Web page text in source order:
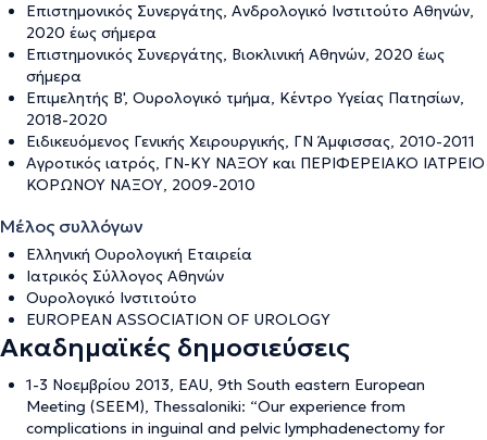
Επιστημονικός Συνεργάτης, Ανδρολογικό Ινστιτούτο Αθηνών,
2020 έως σήμερα
Επιστημονικός Συνεργάτης, Βιοκλινική Αθηνών, 2020 έως
σήμερα
Επιμελητής Β', Ουρολογικό τμήμα, Κέντρο Υγείας Πατησίων,
2018-2020
Ειδικευόμενος Γενικής Χειρουργικής, ΓΝ Άμφισσας, 2010-2011
Αγροτικός ιατρός, ΓΝ-ΚΥ ΝΑΞΟΥ και ΠΕΡΙΦΕΡΕΙΑΚΟ ΙΑΤΡΕΙΟ
ΚΟΡΩΝΟΥ ΝΑΞΟΥ, 2009-2010
Μέλος συλλόγων
Ελληνική Ουρολογική Εταιρεία
Ιατρικός Σύλλογος Αθηνών
Ουρολογικό Ινστιτούτο
EUROPEAN ASSOCIATION OF UROLOGY
Ακαδημαϊκές δημοσιεύσεις
1-3 Νοεμβρίου 2013, EAU, 9th South eastern European
Meeting (SEEM), Thessaloniki: “Our experience from
complications in inguinal and pelvic lymphadenectomy for